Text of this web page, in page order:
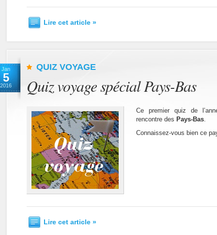
Lire cet article »
Jan
5
2016
QUIZ VOYAGE
Quiz voyage spécial Pays-Bas
Ce premier quiz de
rencontre des Pays-Bas.
Connaissez-vous bien ce
Lire cet article »